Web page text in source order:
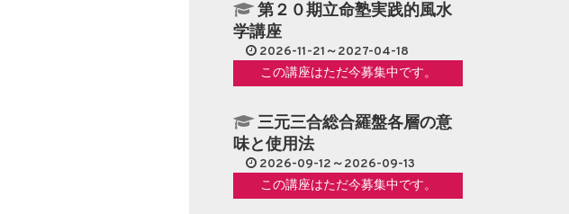
第２０期立命塾実践的風水
学講座
2026-11-21～2027-04-18
この講座はただ今募集中です。
三元三合総合羅盤各層の意
味と使用法
2026-09-12～2026-09-13
この講座はただ今募集中です。